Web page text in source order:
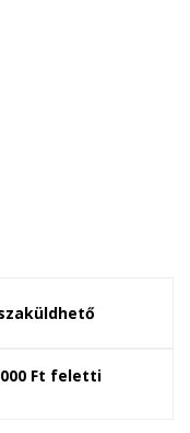
Ft feletti